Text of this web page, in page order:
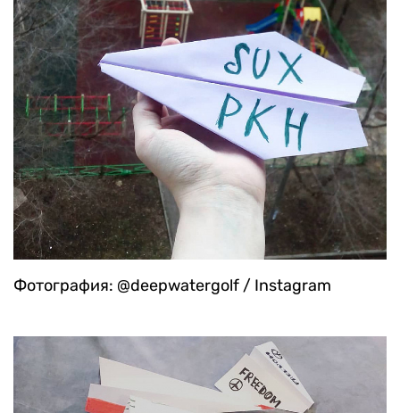
Фотография: @deepwatergolf / Instagram